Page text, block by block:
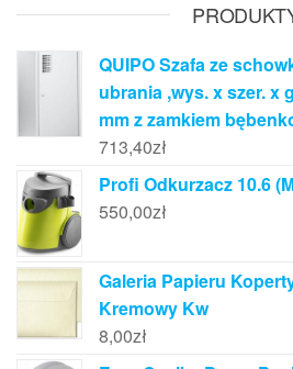
QUIPO Szafa ze
ubrania ,wys. x szer. x
mm z zamkiem
713,40zł
Profi Odkurzacz 10.6
550,00zł
Galeria Papieru
Kremowy Kw
8,00zł